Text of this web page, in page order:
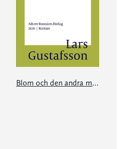
Blom och den andra magentan